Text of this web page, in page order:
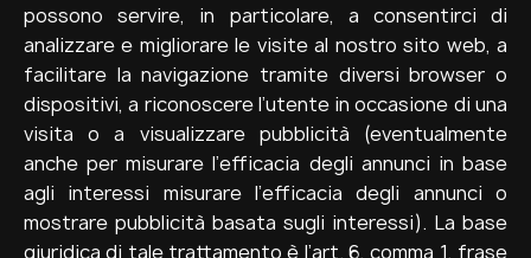
possono servire, in particolare, a consentirci di
analizzare e migliorare le visite al nostro sito web, a
facilitare la navigazione tramite diversi browser o
dispositivi, a riconoscere l’utente in occasione di una
visita o a visualizzare pubblicità (eventualmente
anche per misurare l’efficacia degli annunci in base
agli interessi misurare l’efficacia degli annunci o
mostrare pubblicità basata sugli interessi). La base
giuridica di tale trattamento è l’art. 6, comma 1, frase